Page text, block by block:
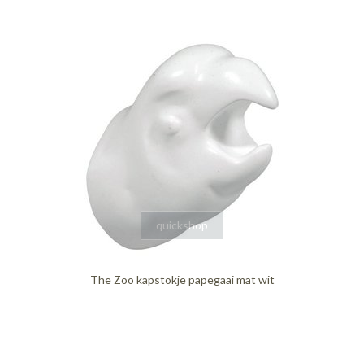
quickshop
The Zoo kapstokje papegaai mat wit